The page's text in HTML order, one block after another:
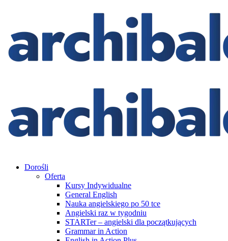
Dorośli
Oferta
Kursy Indywidualne
General English
Nauka angielskiego po 50 tce
Angielski raz w tygodniu
STARTer – angielski dla początkujących
Grammar in Action